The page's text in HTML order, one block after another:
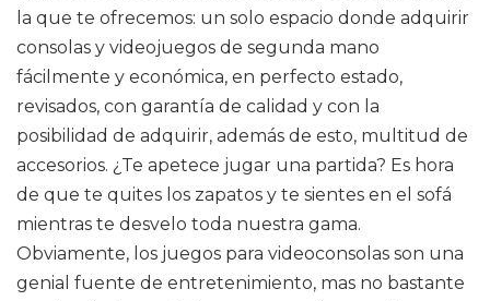
la que te ofrecemos: un solo espacio donde adquirir
consolas y videojuegos de segunda mano
fácilmente y económica, en perfecto estado,
revisados, con garantía de calidad y con la
posibilidad de adquirir, además de esto, multitud de
accesorios. ¿Te apetece jugar una partida? Es hora
de que te quites los zapatos y te sientes en el sofá
mientras te desvelo toda nuestra gama.
Obviamente, los juegos para videoconsolas son una
genial fuente de entretenimiento, mas no bastante